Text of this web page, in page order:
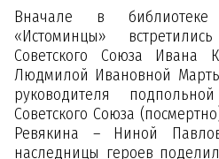
Вначале в библиотеке
«Истоминцы»
Советского Союза Ивана
Людмилой Ивановной
руководителя
Советского Союза
Ревякина – Ниной
наследницы героев